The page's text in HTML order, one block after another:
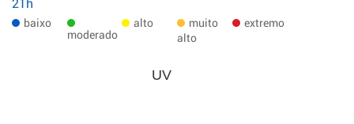
baixo
moderado
alto
muito
alto
extremo
UV